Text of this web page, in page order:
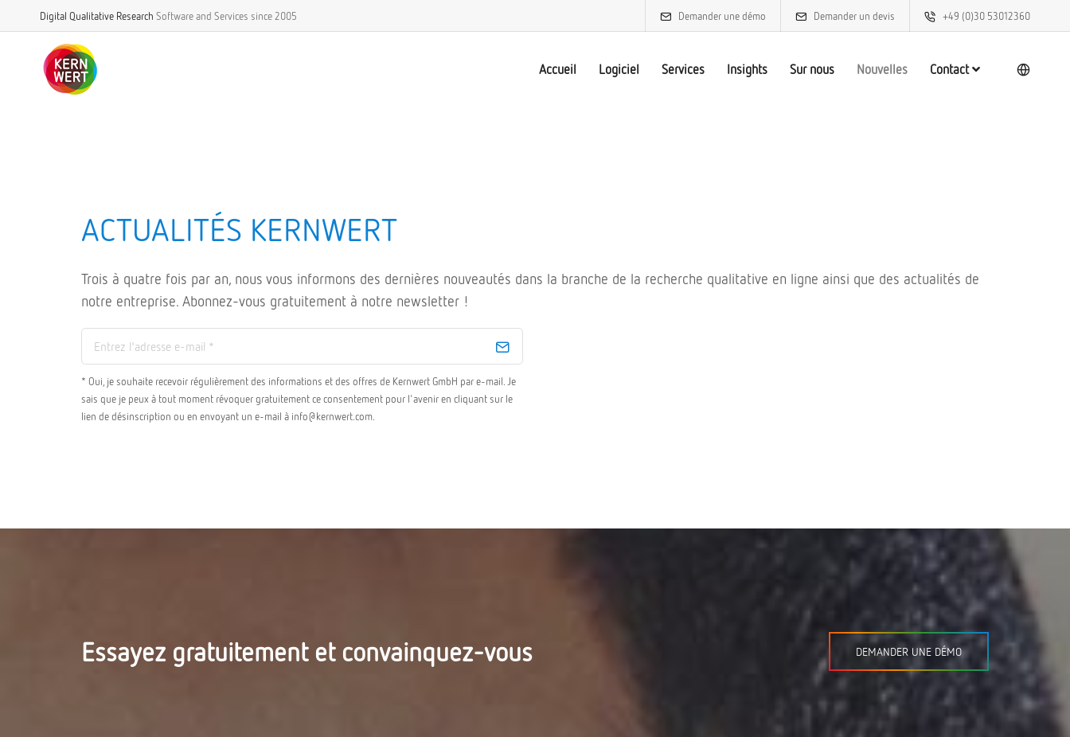
Digital Qualitative Research Software and Services since 2005 Demander une démo Demander un devis +49 (0)30 53012360
Accueil Logiciel Services Insights Sur nous Nouvelles Contact
ACTUALITÉS KERNWERT
Trois à quatre fois par an, nous vous informons des dernières nouveautés dans la branche de la recherche qualitative en ligne ainsi que des actualités de
notre entreprise. Abonnez-vous gratuitement à notre newsletter !
* Oui, je souhaite recevoir régulièrement des informations et des offres de Kernwert GmbH par e-mail. Je
sais que je peux à tout moment révoquer gratuitement ce consentement pour l'avenir en cliquant sur le
lien de désinscription ou en envoyant un e-mail à info@kernwert.com.
Essayez gratuitement et convainquez-vous DEMANDER UNE DÉMO